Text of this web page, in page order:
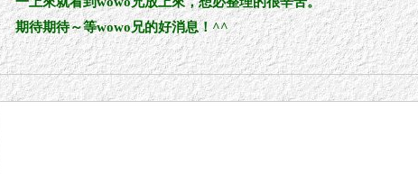
期待期待～等wowo兄的好消息！^^